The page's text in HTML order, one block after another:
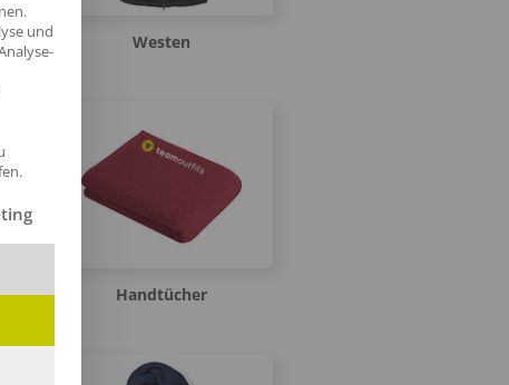
Westen
Handtücher
und
kann. Die erste Service-Gruppe ist essenziell und kann